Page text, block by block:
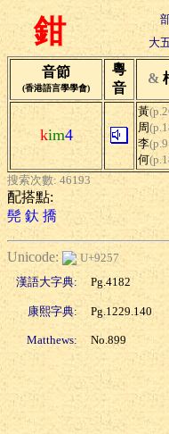
鉗
大
音節
(香港語言學學會)
粵
音
&
kim4
黃
周
李
何
搜索次數: 46193
配搭點:
髡 釱 撟
Unicode:
U+9257
漢語大字典:
Pg.4182
康熙字典: Pg.1229.140
Matthews: No.899